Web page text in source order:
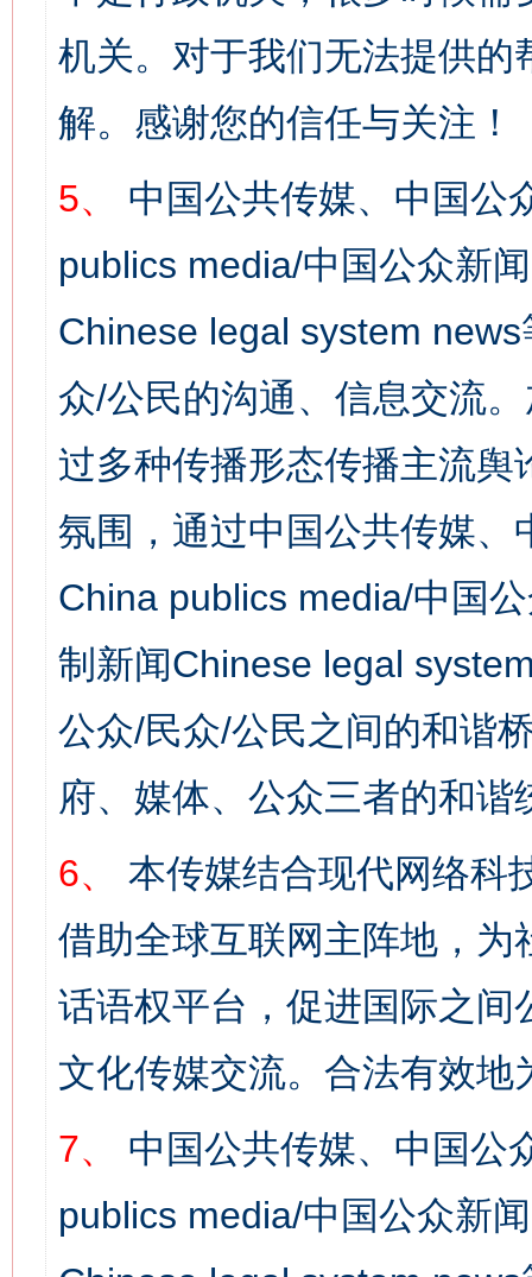
机关。对于我们无法提供
解。感谢您的信任与关注！
5、
中国公共传媒、中国公
publics media/中国公众新
Chinese legal system
众/公民的沟通、信息交流
过多种传播形态传播主流
氛围，通过中国公共传媒
China publics media/中国
制新闻Chinese legal
公众/民众/公民之间的和谐
府、媒体、公众三者的和谐
6、
本传媒结合现代网络科
借助全球互联网主阵地，
话语权平台，促进国际之
文化传媒交流。合法有效地
7、
中国公共传媒、中国公
publics media/中国公众新